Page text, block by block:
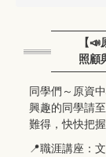
【
照顧
同學們～原資
興趣的同學請
難得，快快把
📍職涯講座：